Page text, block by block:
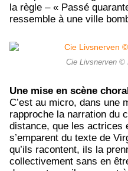
la règle – « Passé
ressemble à une ville
Cie Livsnerven ©
Une mise en scène
C’est au micro, dans une
rapproche la narration du
distance, que les actrices
s’emparent du texte de
qu’ils racontent, ils la
collectivement sans en